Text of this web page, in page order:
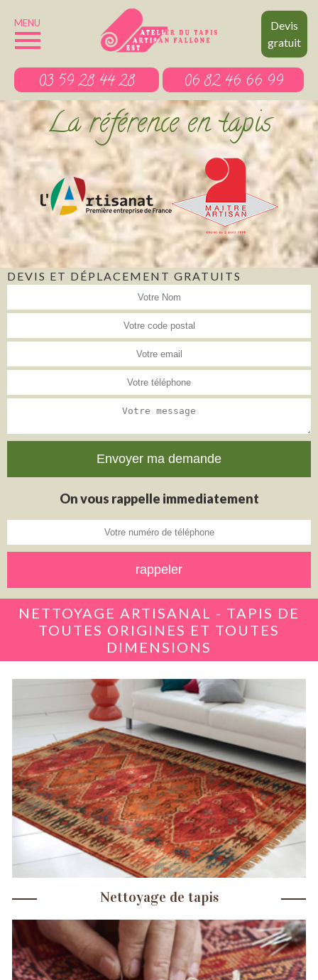
Devis
gratuit
MENU
03 59 28 44 28 06 82 46 66 99
La référence en tapis
DEVIS ET DÉPLACEMENT GRATUITS
On vous rappelle immediatement
NETTOYAGE ARTISANAL - TAPIS DE
TOUTES ORIGINES ET TOUTES
DIMENSIONS
Nettoyage de tapis